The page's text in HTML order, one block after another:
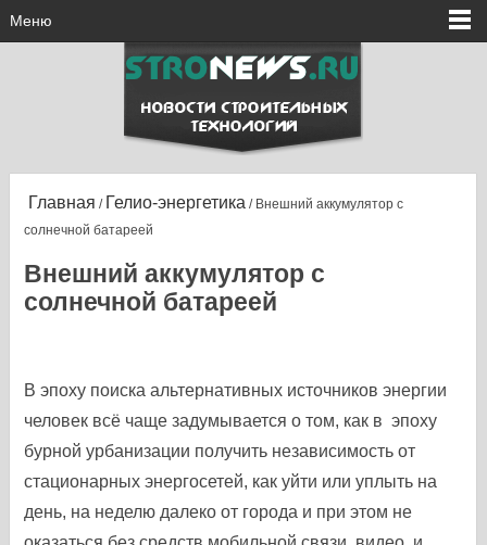
Меню
Главная / Гелио-энергетика / Внешний аккумулятор с
солнечной батареей
Внешний аккумулятор с
солнечной батареей
В эпоху поиска альтернативных источников энергии
человек всё чаще задумывается о том, как в эпоху
бурной урбанизации получить независимость от
стационарных энергосетей, как уйти или уплыть на
день, на неделю далеко от города и при этом не